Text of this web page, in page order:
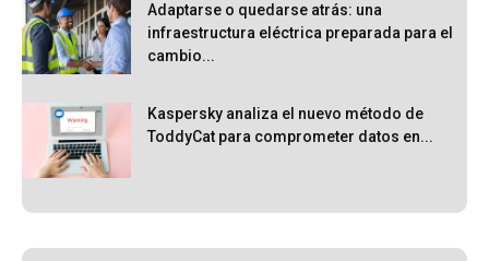
Adaptarse o quedarse atrás: una
infraestructura eléctrica preparada para el
cambio...
Kaspersky analiza el nuevo método de
ToddyCat para comprometer datos en...